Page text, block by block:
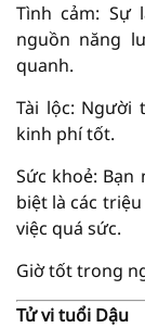
Tình cảm: Sự
nguồn năng
quanh.
Tài lộc: Người
kinh phí tốt.
Sức khoẻ:
biệt là các
việc quá sức.
Giờ tốt trong
Tử vi tuổi Dậu